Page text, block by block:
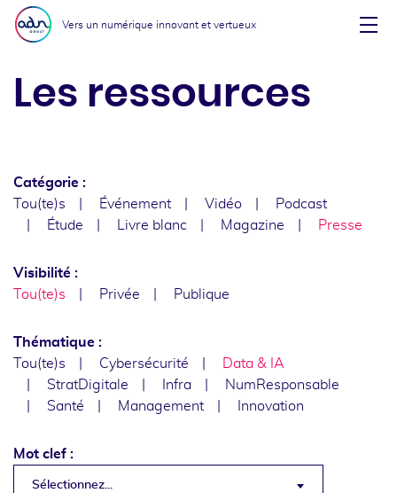
Aller au menu
Aller au contenu
Vers un numérique innovant et vertueux
Les ressources
Catégorie :
Tou(te)s
Événement Vidéo
Podcast
Étude
Livre blanc Magazine Presse
Visibilité :
Tou(te)s
Privée Publique
Thématique :
Tou(te)s
Cybersécurité
Data & IA
StratDigitale
Infra
NumResponsable
Santé
Management Innovation
Mot clef :
Sélectionnez...